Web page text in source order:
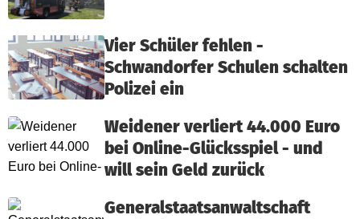
Vier Schüler fehlen -
Schwandorfer Schulen schalten
Polizei ein
Weidener verliert 44.000 Euro
bei Online-Glücksspiel - und
will sein Geld zurück
Generalstaatsanwaltschaft